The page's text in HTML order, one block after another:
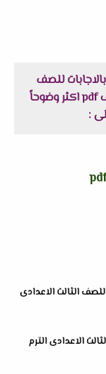
للصف
الثالث الاعدادى الترم الاول 2023 في ملف pdf اكثر وضوحاً
:
الثالث الاعدادى
الاعدادى الترم